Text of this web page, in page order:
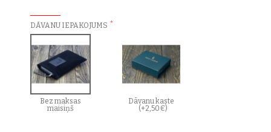
DĀVANU IEPAKOJUMS
Bez maksas
maisiņš
Dāvanu kaste
(+2,50€)